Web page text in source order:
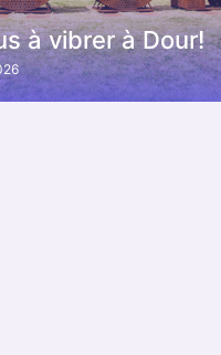
à vibrer à Dour!